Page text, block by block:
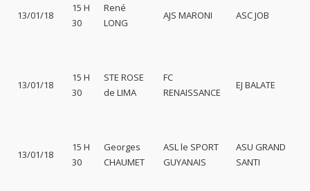
13/01/18
15 H
30
René
LONG
AJS MARONI ASC JOB
13/01/18
15 H
30
STE ROSE
de LIMA
FC
RENAISSANCE
EJ BALATE
13/01/18
15 H
30
Georges
CHAUMET
ASL le SPORT
GUYANAIS
ASU GRAND
SANTI